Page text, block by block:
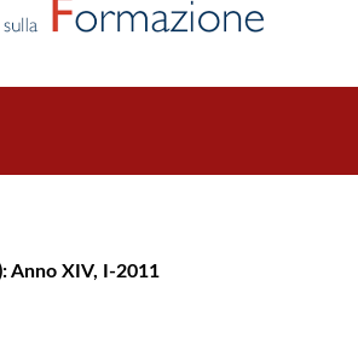
Anno XIV, I-2011